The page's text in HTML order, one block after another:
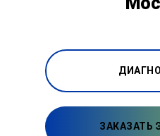
ЗАКАЗАТЬ